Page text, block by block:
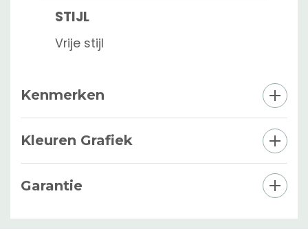
STIJL
Vrije stijl
Kenmerken
Kleuren Grafiek
Garantie